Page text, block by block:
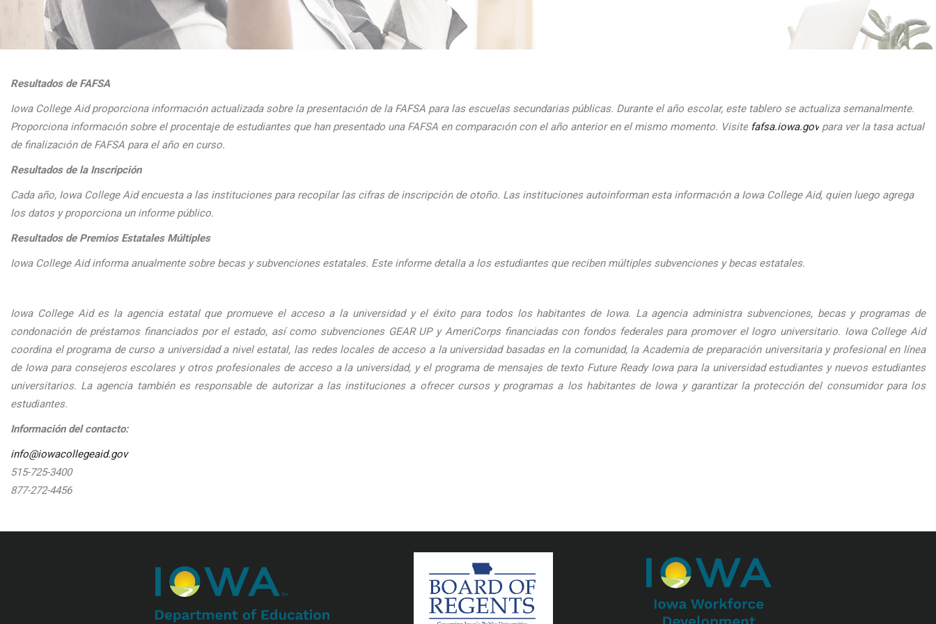
Resultados de FAFSA
Iowa College Aid proporciona información actualizada sobre la presentación de la FAFSA para las escuelas secundarias públicas. Durante el año escolar, este tablero se actualiza semanalmente.
Proporciona información sobre el procentaje de estudiantes que han presentado una FAFSA en comparación con el año anterior en el mismo momento. Visite fafsa.iowa.gov para ver la tasa actual
de finalización de FAFSA para el año en curso.
Resultados de la Inscripción
Cada año, Iowa College Aid encuesta a las instituciones para recopilar las cifras de inscripción de otoño. Las instituciones autoinforman esta información a Iowa College Aid, quien luego agrega
los datos y proporciona un informe público.
Resultados de Premios Estatales Múltiples
Iowa College Aid informa anualmente sobre becas y subvenciones estatales. Este informe detalla a los estudiantes que reciben múltiples subvenciones y becas estatales.
Iowa College Aid es la agencia estatal que promueve el acceso a la universidad y el éxito para todos los habitantes de Iowa. La agencia administra subvenciones, becas y programas de
condonación de préstamos financiados por el estado, así como subvenciones GEAR UP y AmeriCorps financiadas con fondos federales para promover el logro universitario. Iowa College Aid
coordina el programa de curso a universidad a nivel estatal, las redes locales de acceso a la universidad basadas en la comunidad, la Academia de preparación universitaria y profesional en línea
de Iowa para consejeros escolares y otros profesionales de acceso a la universidad, y el programa de mensajes de texto Future Ready Iowa para la universidad estudiantes y nuevos estudiantes
universitarios. La agencia también es responsable de autorizar a las instituciones a ofrecer cursos y programas a los habitantes de Iowa y garantizar la protección del consumidor para los
estudiantes.
Información del contacto:
info@iowacollegeaid.gov
515-725-3400
877-272-4456